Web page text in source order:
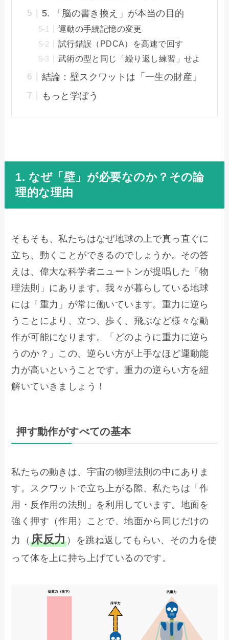
5. 「脳の書き換え」が本当の目的
運動の手続記憶の変更
試行錯誤（PDCA）を高速で回す
武術の型と同じ「繰り返し練習」せよ
結論：壁スクワットは「一生の財産」
もっと学ぼう
1. なぜ「壁」が必要なのか？その論
理的な理由
そもそも、私たちはなぜ地球の上で真っ直ぐに
立ち、動くことができるのでしょうか。その答
えは、偉大な科学者ニュートンが提唱した「物
理法則」にあります。我々が暮らしている地球
には「重力」が常に働いています。重力に逆ら
うことにより、立つ、歩く、飛ぶなど様々な動
作が可能になります。「どのように重力に逆ら
うのか？」この、逆らい方が上手なほど運動能
力が高いということです。重力の逆らい方を紐
解いていきましょう！
押す動作がすべての基本
私たちの動きは、宇宙の物理法則の中にありま
す。スクワットで立ち上がる際、私たちは「作
用・反作用の法則」を利用しています。地面を
強く押す（作用）ことで、地面から同じだけの
力（床反力 ）を跳ね返してもらい、その力を使
って体を上に持ち上げているのです。